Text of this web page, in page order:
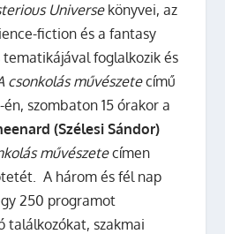
Universekönyvei, az
fiction és a fantasy
foglalkozik és
csonkolás művészetecímű
szombaton 15 órakor a
(Szélesi Sándor)
művészetecímen
A három és fél nap
250 programot
találkozókat, szakmai